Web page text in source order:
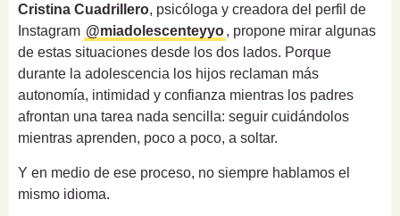
Cristina Cuadrillero, psicóloga y creadora del perfil de
Instagram @miadolescenteyyo, propone mirar algunas
de estas situaciones desde los dos lados. Porque
durante la adolescencia los hijos reclaman más
autonomía, intimidad y confianza mientras los padres
afrontan una tarea nada sencilla: seguir cuidándolos
mientras aprenden, poco a poco, a soltar.
Y en medio de ese proceso, no siempre hablamos el
mismo idioma.